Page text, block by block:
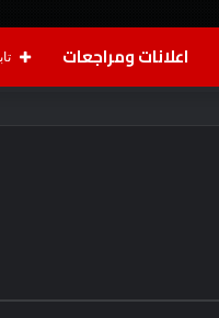
اعلانات ومراجعات